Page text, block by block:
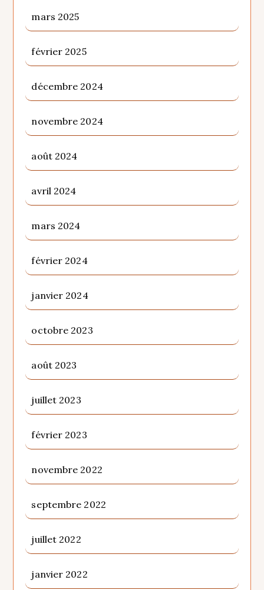
mars 2025
février 2025
décembre 2024
novembre 2024
août 2024
avril 2024
mars 2024
février 2024
janvier 2024
octobre 2023
août 2023
juillet 2023
février 2023
novembre 2022
septembre 2022
juillet 2022
janvier 2022